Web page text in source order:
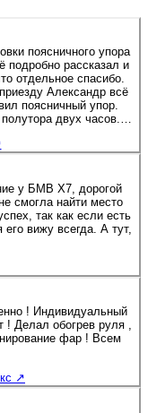
поясничного упора
подробно рассказал и
отдельное спасибо.
Александр всё
поясничный упор.
двух часов.
то обязательно
спасибо Вам и
у БМВ Х7, дорогой
смогла найти место
так как если есть
вижу всегда. А тут,
! Индивидуальный
! Делал обогрев руля ,
фар ! Всем
↗